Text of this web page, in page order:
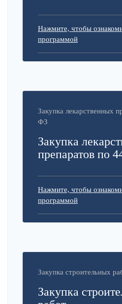
Нажмите, чтобы
программой
Закупка лекарственных
ФЗ
Закупка
препаратов по
Нажмите, чтобы
программой
Закупка строительных
Закупка